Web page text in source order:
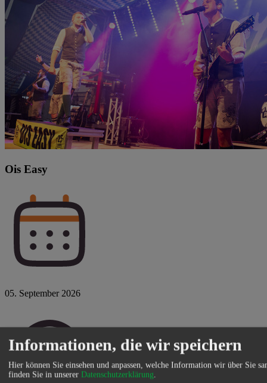
Ois Easy
05. September 2026
Informationen, die wir speichern
Hier können Sie einsehen und anpassen, welche Information wir über Sie
finden Sie in unserer Datenschutzerklärung.